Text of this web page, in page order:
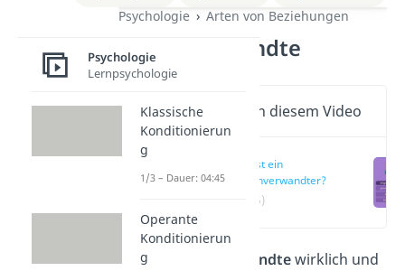
Psychologie
Arten von Beziehungen
Seelenverwandte
Wichtige Inhalte in diesem Video
Was ist ein
Seelenverwandter?
(00:15)
Gibt es Seelenverwandtewirklich und
Psychologie
Lernpsychologie
Klassische
Konditionierun
g
1/3 – Dauer: 04:45
Operante
Konditionierun
g